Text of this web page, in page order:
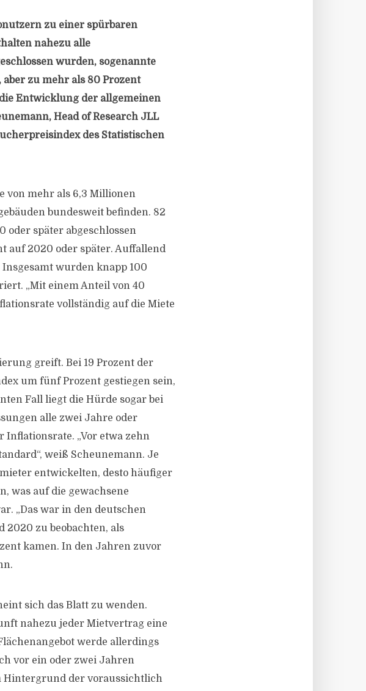
zu einer spürbaren
nahezu alle
wurden, sogenannte
zu mehr als 80 Prozent
Entwicklung der allgemeinen
Head of Research JLL
des Statistischen
von mehr als 6,3 Millionen
bundesweit befinden. 82
oder später abgeschlossen
auf 2020 oder später. Auffallend
wurden knapp 100
„Mit einem Anteil von 40
vollständig auf die Miete
greift. Bei 19 Prozent der
um fünf Prozent gestiegen sein,
Fall liegt die Hürde sogar bei
alle zwei Jahre oder
Inflationsrate. „Vor etwa zehn
weiß Scheunemann. Je
entwickelten, desto häufiger
was auf die gewachsene
„Das war in den deutschen
2020 zu beobachten, als
kamen. In den Jahren zuvor
sich das Blatt zu wenden.
nahezu jeder Mietvertrag eine
werde allerdings
vor ein oder zwei Jahren
Hintergrund der voraussichtlich